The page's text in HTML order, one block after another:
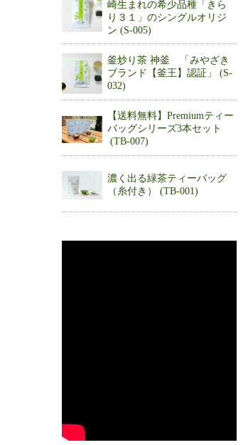
崎生まれの希少品種「きら
り３１」のシングルオリジ
ン (S-005)
釜炒り茶 神釜 「みやざき
ブランド【釜王】認証」 (S-
032)
【送料無料】Premiumティー
バッグシリーズ3本セット
(TB-007)
濃く出る緑茶ティーバッグ
（糸付き） (TB-001)